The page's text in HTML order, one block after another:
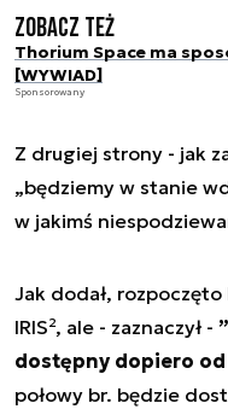
Zobacz też
Thorium Space ma
[WYWIAD]
Sponsorowany
Z drugiej strony - jak
„będziemy w stanie
w jakimś
Jak dodał,
IRIS², ale - zaznaczył -
dostępny dopiero od
połowy br. będzie